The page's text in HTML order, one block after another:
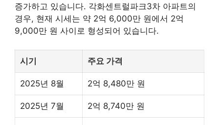
증가하고 있습니다. 각화센트럴파크3차 아파트의
경우, 현재 시세는 약 2억 6,000만 원에서 2억
9,000만 원 사이로 형성되어 있습니다.
시기 주요 가격
2025년 8월 2억 8,480만 원
2025년 7월 2억 8,740만 원